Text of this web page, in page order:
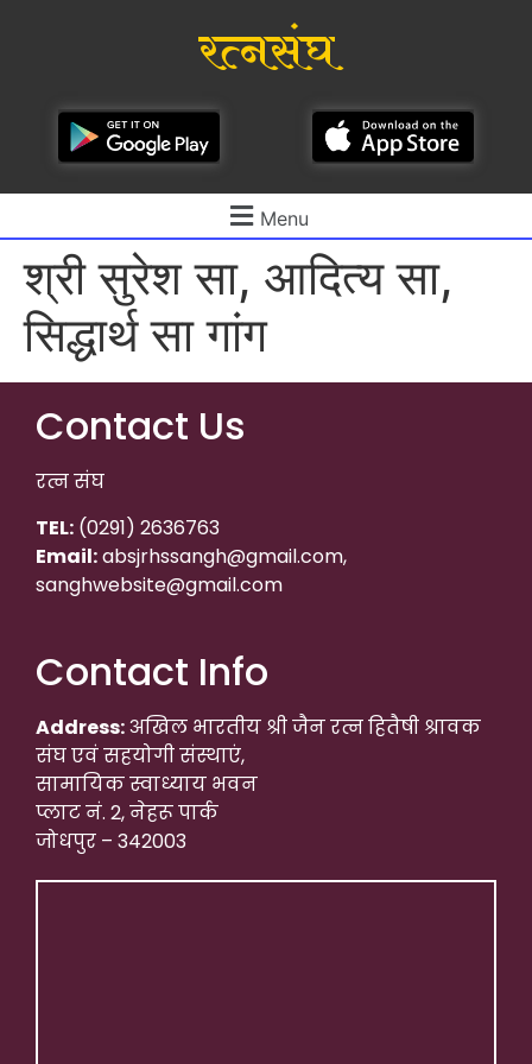
रत्नसंघ
Menu
श्री सुरेश सा, आदित्य सा,
सिद्धार्थ सा गांग
Contact Us
रत्न संघ
TEL: (0291) 2636763
Email:absjrhssangh@gmail.com,
sanghwebsite@gmail.com
Contact Info
Address:अखिल भारतीय श्री जैन रत्न हितैषी श्रावक
संघ एवं सहयोगी संस्थाएं,
सामायिक स्वाध्याय भवन
प्लाट नं. 2, नेहरू पार्क
जोधपुर – 342003